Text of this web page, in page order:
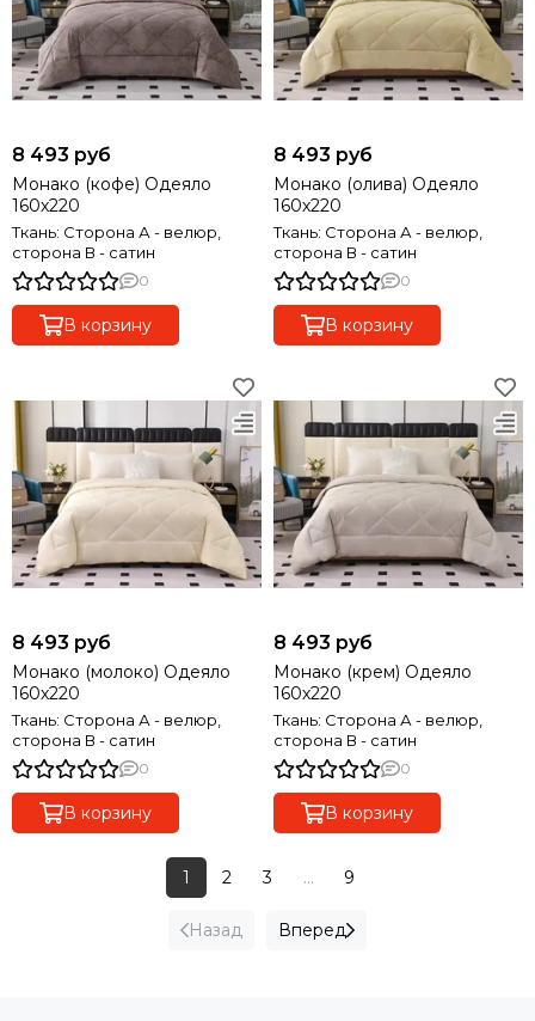
8 493 руб
Монако (кофе) Одеяло
160х220
Ткань: Сторона А - велюр,
сторона В - сатин
0
В корзину
8 493 руб
Монако (олива) Одеяло
160х220
Ткань: Сторона А - велюр,
сторона В - сатин
0
В корзину
8 493 руб
Монако (молоко) Одеяло
160х220
Ткань: Сторона А - велюр,
сторона В - сатин
0
В корзину
8 493 руб
Монако (крем) Одеяло
160х220
Ткань: Сторона А - велюр,
сторона В - сатин
0
В корзину
Назад
1 2 3 ... 9
Вперед